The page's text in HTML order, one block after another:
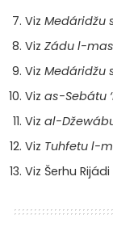
Viz Medáridžu
Viz Zádu l-
Viz Medáridžu
Viz as-Sebátu
Viz al-
Viz Tuhfetu l-
Viz Šerhu